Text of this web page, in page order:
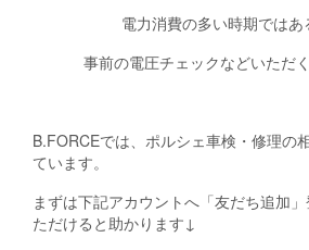
電力消費の多い時期ではあ
事前の電圧チェックなどいただ
B.FORCEでは、ポルシェ車検・修理の
ています。
まずは下記アカウントへ「友だち追加
ただけると助かります↓